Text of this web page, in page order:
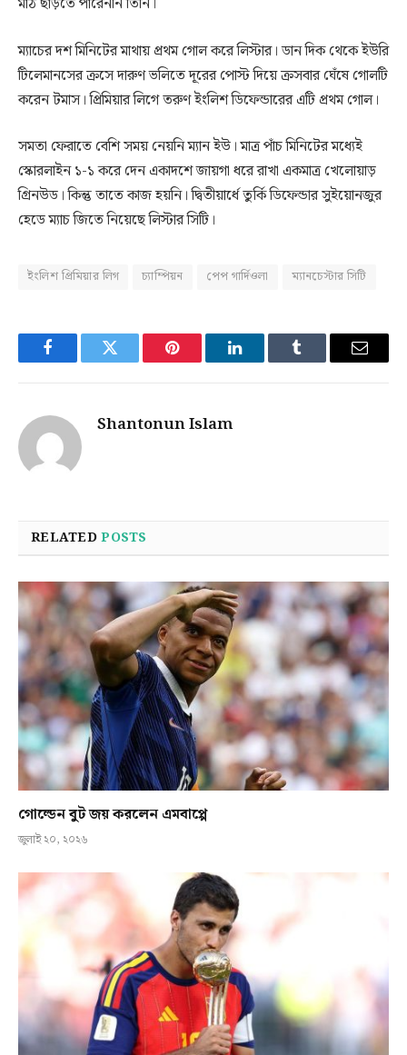
ম্যাচের দশ মিনিটের মাথায় প্রথম গোল করে লিস্টার। ডান দিক থেকে ইউরি
টিলেমানসের ক্রসে দারুণ ভলিতে দূরের পোস্ট দিয়ে ক্রসবার ঘেঁষে গোলটি
করেন টমাস। প্রিমিয়ার লিগে তরুণ ইংলিশ ডিফেন্ডারের এটি প্রথম গোল।
সমতা ফেরাতে বেশি সময় নেয়নি ম্যান ইউ। মাত্র পাঁচ মিনিটের মধ্যেই
স্কোরলাইন ১-১ করে দেন একাদশে জায়গা ধরে রাখা একমাত্র খেলোয়াড়
গ্রিনউড। কিন্তু তাতে কাজ হয়নি। দ্বিতীয়ার্ধে তুর্কি ডিফেন্ডার সুইয়োনজুর
হেডে ম্যাচ জিতে নিয়েছে লিস্টার সিটি।
ইংলিশ প্রিমিয়ার লিগ চ্যাম্পিয়ন পেপ গার্দিওলা ম্যানচেস্টার সিটি
FacebookTwitter Pinterest LinkedInTumblr Email
Shantonun Islam
RELATEDPOSTS
গোল্ডেন বুট জয় করলেন এমবাপ্পে
জুলাই ২০, ২০২৬